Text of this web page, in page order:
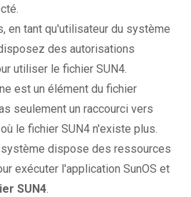
en tant qu'utilisateur du système
des autorisations
utiliser le fichier SUN4.
est un élément du fichier
seulement un raccourci vers
le fichier SUN4 n'existe plus.
dispose des ressources
exécuter l'application SunOS et
SUN4.